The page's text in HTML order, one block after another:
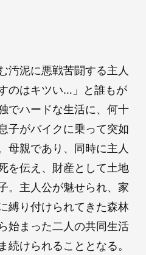
汚泥に悪戦苦闘する主人
のはキツい…」と誰もが
でハードな生活に、何十
子がバイクに乗って突如
母親であり、同時に主人
を伝え、財産として土地
。主人公が魅せられ、家
縛り付けられてきた森林
始まった二人の共同生活
続けられることとなる。